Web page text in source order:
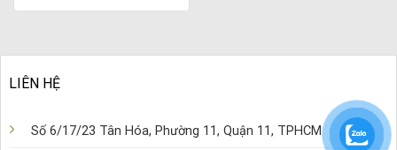
LIÊN HỆ
Số 6/17/23 Tân Hóa, Phường 11, Quận 11, TPHCM